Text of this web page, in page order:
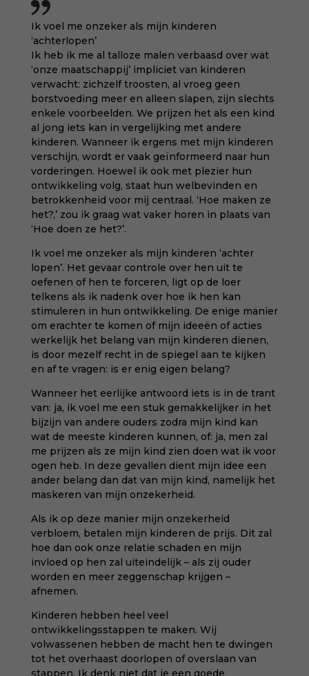
Ik voel me onzeker als mijn kinderen
‘achterlopen’
Ik heb ik me al talloze malen verbaasd over wat
‘onze maatschappij’ impliciet van kinderen
verwacht: zichzelf troosten, al vroeg geen
borstvoeding meer en alleen slapen, zijn slechts
enkele voorbeelden. We prijzen het als een kind
al jong iets kan in vergelijking met andere
kinderen. Wanneer ik ergens met mijn kinderen
verschijn, wordt er vaak geïnformeerd naar hun
vorderingen. Hoewel ik ook met plezier hun
ontwikkeling volg, staat hun welbevinden en
betrokkenheid voor mij centraal. ‘Hoe maken ze
het?,’ zou ik graag wat vaker horen in plaats van
‘Hoe doen ze het?’.
Ik voel me onzeker als mijn kinderen ‘achter
lopen’. Het gevaar controle over hen uit te
oefenen of hen te forceren, ligt op de loer
telkens als ik nadenk over hoe ik hen kan
stimuleren in hun ontwikkeling. De enige manier
om erachter te komen of mijn ideeën of acties
werkelijk het belang van mijn kinderen dienen,
is door mezelf recht in de spiegel aan te kijken
en af te vragen: is er enig eigen belang?
Wanneer het eerlijke antwoord iets is in de trant
van: ja, ik voel me een stuk gemakkelijker in het
bijzijn van andere ouders zodra mijn kind kan
wat de meeste kinderen kunnen, of: ja, men zal
me prijzen als ze mijn kind zien doen wat ik voor
ogen heb. In deze gevallen dient mijn idee een
ander belang dan dat van mijn kind, namelijk het
maskeren van mijn onzekerheid.
Als ik op deze manier mijn onzekerheid
verbloem, betalen mijn kinderen de prijs. Dit zal
hoe dan ook onze relatie schaden en mijn
invloed op hen zal uiteindelijk – als zij ouder
worden en meer zeggenschap krijgen –
afnemen.
Kinderen hebben heel veel
ontwikkelingsstappen te maken. Wij
volwassenen hebben de macht hen te dwingen
tot het overhaast doorlopen of overslaan van
stappen. Ik denk niet dat je een goede